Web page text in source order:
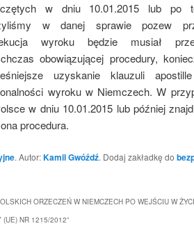
w dniu 10.01.2015 lub po
w danej sprawie pozew
wyroku będzie musiał
obowiązującej procedury,
uzyskanie klauzuli
wyroku w Niemczech. W
w dniu 10.01.2015 lub później
procedura.
. Autor:Kamil Gwóźdź. Dodaj zakładkę do
ORZECZEŃ W NIEMCZECH PO WEJŚCIU W
(UE) NR 1215/2012”